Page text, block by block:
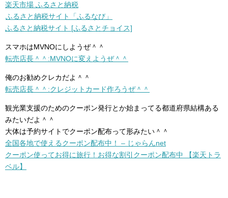
楽天市場 ふるさと納税
ふるさと納税サイト「ふるなび」
ふるさと納税サイト [ふるさとチョイス]
スマホはMVNOにしようぜ＾＾
転売店長＾＾:MVNOに変えようぜ＾＾
俺のお勧めクレカだよ＾＾
転売店長＾＾:クレジットカード作ろうぜ＾＾
観光業支援のためのクーポン発行とか始まってる都道府県結構ある
みたいだよ＾＾
大体は予約サイトでクーポン配布って形みたい＾＾
全国各地で使えるクーポン配布中！ – じゃらんnet
クーポン使ってお得に旅行！お得な割引クーポン配布中 【楽天トラ
ベル】